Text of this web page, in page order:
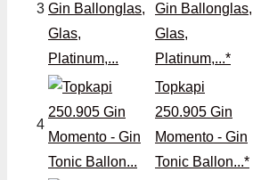
3
Gin Ballonglas,
Glas,
Platinum,...*
4
Topkapi
250.905 Gin
Momento - Gin
Tonic Ballon...*